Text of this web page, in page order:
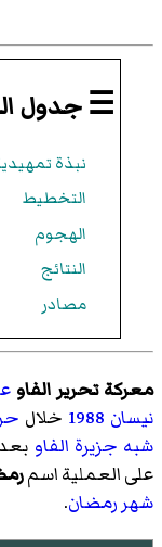
☰ جدول
نبذة
التخطيط
الهجوم
النتائج
مصادر
معركة تحرير الفاو
نيسان 1988 خلال
شبه جزيرة الفاو
على العملية اسم
شهر رمضان.